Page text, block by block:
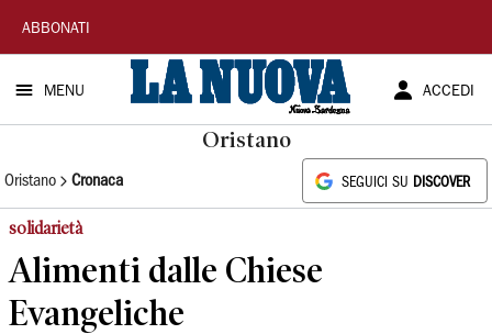
La
Nuova
Sardegna
ABBONATI
MENU ACCEDI
Oristano
Oristano Cronaca SEGUICI SU DISCOVER
solidarietà
Alimenti dalle Chiese
Evangeliche